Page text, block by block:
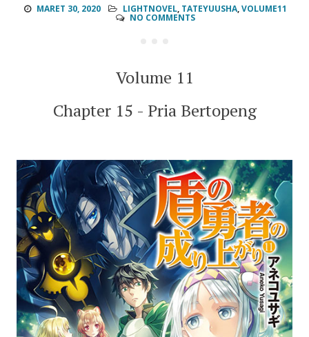
MARET 30, 2020 LIGHTNOVEL, TATEYUUSHA,VOLUME11
NO COMMENTS
Volume 11
Chapter 15 - Pria Bertopeng